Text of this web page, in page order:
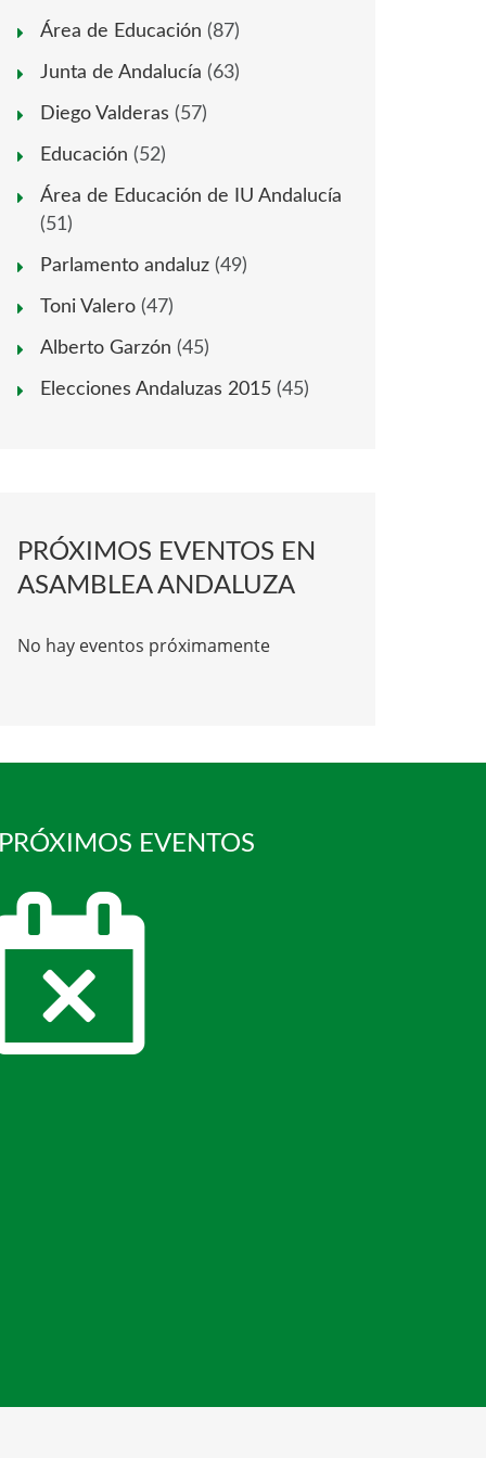
Área de Educación (87)
Junta de Andalucía (63)
Diego Valderas (57)
Educación (52)
Área de Educación de IU Andalucía
(51)
Parlamento andaluz (49)
Toni Valero (47)
Alberto Garzón (45)
Elecciones Andaluzas 2015 (45)
PRÓXIMOS EVENTOS EN
ASAMBLEA ANDALUZA
No hay eventos próximamente
EVENTOS